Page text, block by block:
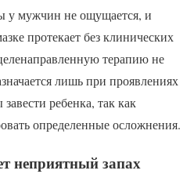
у мужчин не ощущается, и
протекает без клинических
терапию не
лишь при проявлениях
ребенка, так как
определенные осложнения.
неприятный запах